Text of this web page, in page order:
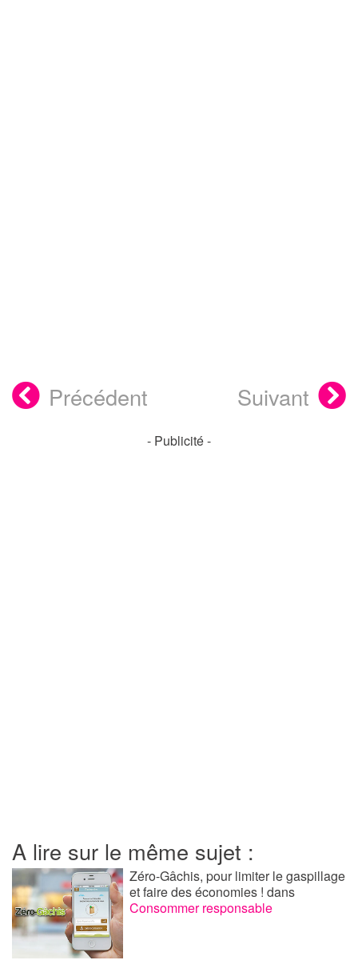
Précédent Suivant
- Publicité -
A lire sur le même sujet :
Zéro-Gâchis, pour limiter le gaspillage
et faire des économies !dans
Consommer responsable